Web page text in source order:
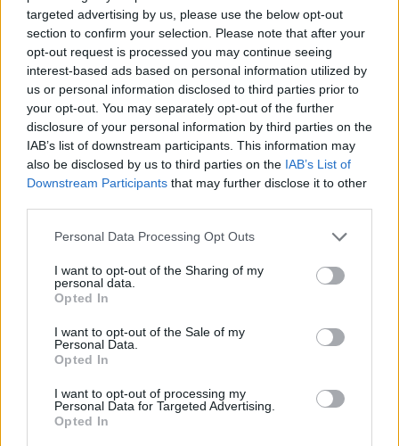
targeted advertising by us, please use the below opt-out
section to confirm your selection. Please note that after your
opt-out request is processed you may continue seeing
interest-based ads based on personal information utilized by
us or personal information disclosed to third parties prior to
your opt-out. You may separately opt-out of the further
disclosure of your personal information by third parties on the
IAB’s list of downstream participants. This information may
also be disclosed by us to third parties on the IAB’s List of
Downstream Participants that may further disclose it to other
Personal Data Processing Opt Outs
I want to opt-out of the Sharing of my
personal data.
Opted In
I want to opt-out of the Sale of my
Personal Data.
Opted In
I want to opt-out of processing my
Personal Data for Targeted Advertising.
Opted In
ΔΕΙΤΕ ΕΠΙΣΗΣ
ΣΤΗΝ ΙΔΙΑ ΚΑΤΗΓΟΡΙΑ
Η Γαρυφαλλιά Καληφώνη στην
Πάρο με μαύρο μπικίνι ‑ δείτε
νησί των Κυκλάδων
βράδυ στο νοσοκομείο με ορούς
και αντιβιώσεις»
Η επιχειρηματίας έπαθε τροφική
δηλητηρίαση και μοιράστηκε με τους